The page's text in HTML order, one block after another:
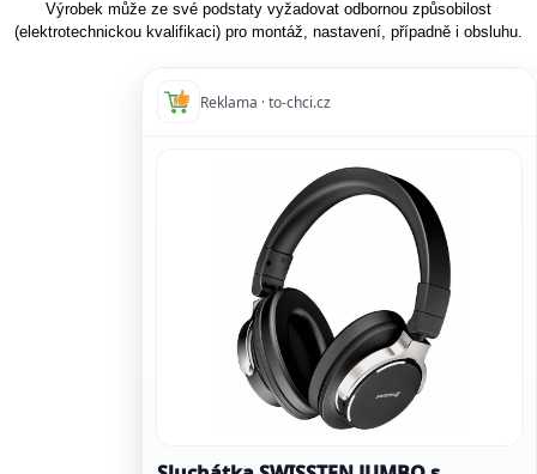
Výrobek může ze své podstaty vyžadovat odbornou způsobilost
(elektrotechnickou kvalifikaci) pro montáž, nastavení, případně i obsluhu.
Reklama · to-chci.cz